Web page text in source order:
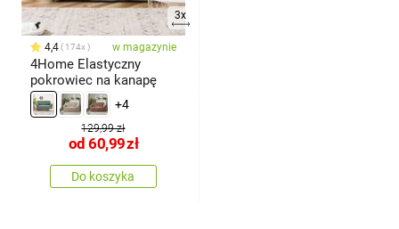
3x
4,4 174x w magazynie
4Home Elastyczny
pokrowiec na kanapę
+4
129,99 zł
od 60,99zł
Do koszyka